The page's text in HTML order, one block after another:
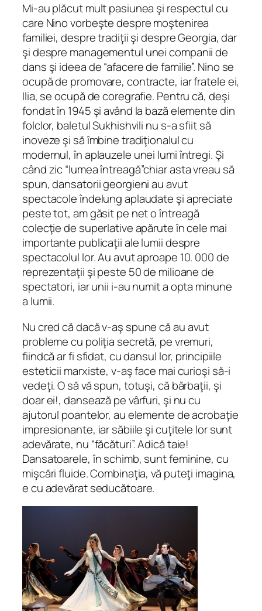
Mi-au plăcut mult pasiunea şi respectul cu
care Nino vorbeşte despre moştenirea
familiei, despre tradiţii şi despre Georgia, dar
şi despre managementul unei companii de
dans şi ideea de “afacere de familie”. Nino se
ocupă de promovare, contracte, iar fratele ei,
Ilia, se ocupă de coregrafie. Pentru că, deşi
fondat în 1945 şi având la bază elemente din
folclor, baletul Sukhishvili nu s-a sfiit să
inoveze şi să îmbine tradiţionalul cu
modernul, în aplauzele unei lumi întregi. Şi
când zic “lumea întreagă”chiar asta vreau să
spun, dansatorii georgieni au avut
spectacole îndelung aplaudate şi apreciate
peste tot, am găsit pe net o întreagă
colecţie de superlative apărute în cele mai
importante publicaţii ale lumii despre
spectacolul lor. Au avut aproape 10. 000 de
reprezentaţii şi peste 50 de milioane de
spectatori, iar unii i-au numita opta minune
a lumii.
Nu cred că dacă v-aş spune că au avut
probleme cu poliţia secretă, pe vremuri,
fiindcă ar fi sfidat, cu dansul lor, principiile
esteticii marxiste, v-aş face mai curioşi să-i
vedeţi. O să vă spun, totuşi, că bărbaţii, şi
doar ei!, dansează pe vârfuri, şi nu cu
ajutorul poantelor, au elemente de acrobaţie
impresionante, iar săbiile şi cuţitele lor sunt
adevărate, nu “făcături”. Adică taie!
Dansatoarele, în schimb, sunt feminine, cu
mişcări fluide. Combinaţia, vă puteţi imagina,
e cu adevărat seducătoare.